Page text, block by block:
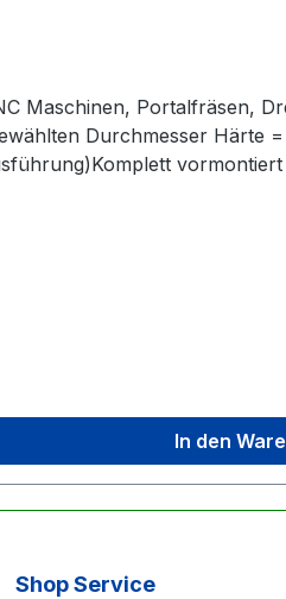
Maschinen, Portalfräsen,
Durchmesser Härte
In den
Shop Service